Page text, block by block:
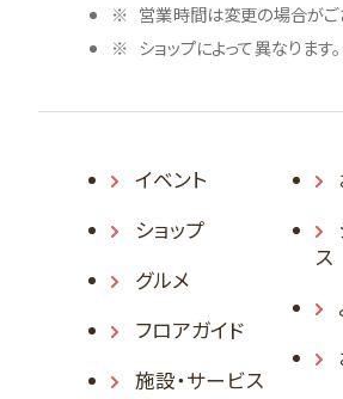
営業時間は変更の場合がご
ショップによって異なります。
イベント
ショップ
グルメ
フロアガイド
施設・サービス
ス